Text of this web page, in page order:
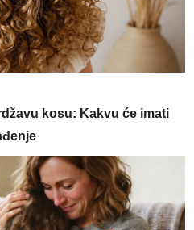
kosu: Kakvu će imati